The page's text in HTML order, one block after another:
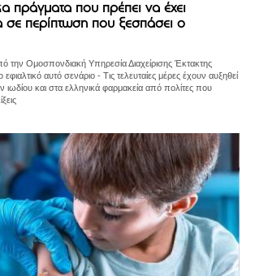
πράγματα που πρέπει να έχει
σε περίπτωση που ξεσπάσει ο
την Ομοσπονδιακή Υπηρεσία Διαχείρισης Έκτακτης
αυτό σενάριο - Τις τελευταίες μέρες έχουν αυξηθεί
και στα ελληνικά φαρμακεία από πολίτες που